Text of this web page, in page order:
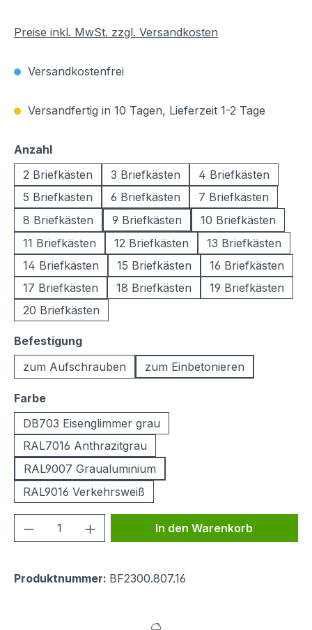
Preise inkl. MwSt. zzgl. Versandkosten
Versandkostenfrei
Versandfertig in 10 Tagen, Lieferzeit 1-2 Tage
Anzahlauswählen
2 Briefkästen
3 Briefkästen
4 Briefkästen
5 Briefkästen
6 Briefkästen
7 Briefkästen
8 Briefkästen
9 Briefkästen
10 Briefkästen
11 Briefkästen
12 Briefkästen
13 Briefkästen
14 Briefkästen
15 Briefkästen
16 Briefkästen
17 Briefkästen
18 Briefkästen
19 Briefkästen
20 Briefkästen
Befestigungauswählen
zum Aufschrauben
zum Einbetonieren
Farbeauswählen
DB703 Eisenglimmer grau
RAL7016 Anthrazitgrau
RAL9007 Graualuminium
RAL9016 Verkehrsweiß
Produkt Anzahl: Gib denIn den Warenkorb
Produktnummer: BF2300.807.16